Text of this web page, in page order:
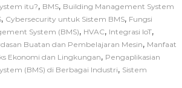
itu?, BMS, Building Management System
, Cybersecurity untuk Sistem BMS, Fungsi
System (BMS), HVAC, Integrasi IoT,
Buatan dan Pembelajaran Mesin, Manfaat
Ekonomi dan Lingkungan, Pengaplikasian
(BMS) di Berbagai Industri, Sistem